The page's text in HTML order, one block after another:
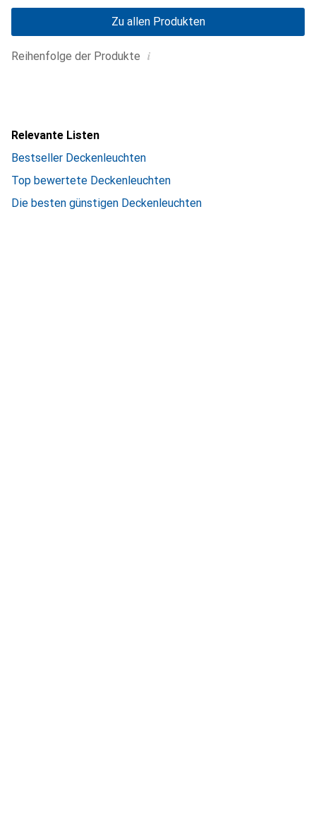
Reihenfolge der Produkte i
Zu allen Produkten
Relevante Listen
Bestseller Deckenleuchten
Top bewertete Deckenleuchten
Die besten günstigen Deckenleuchten